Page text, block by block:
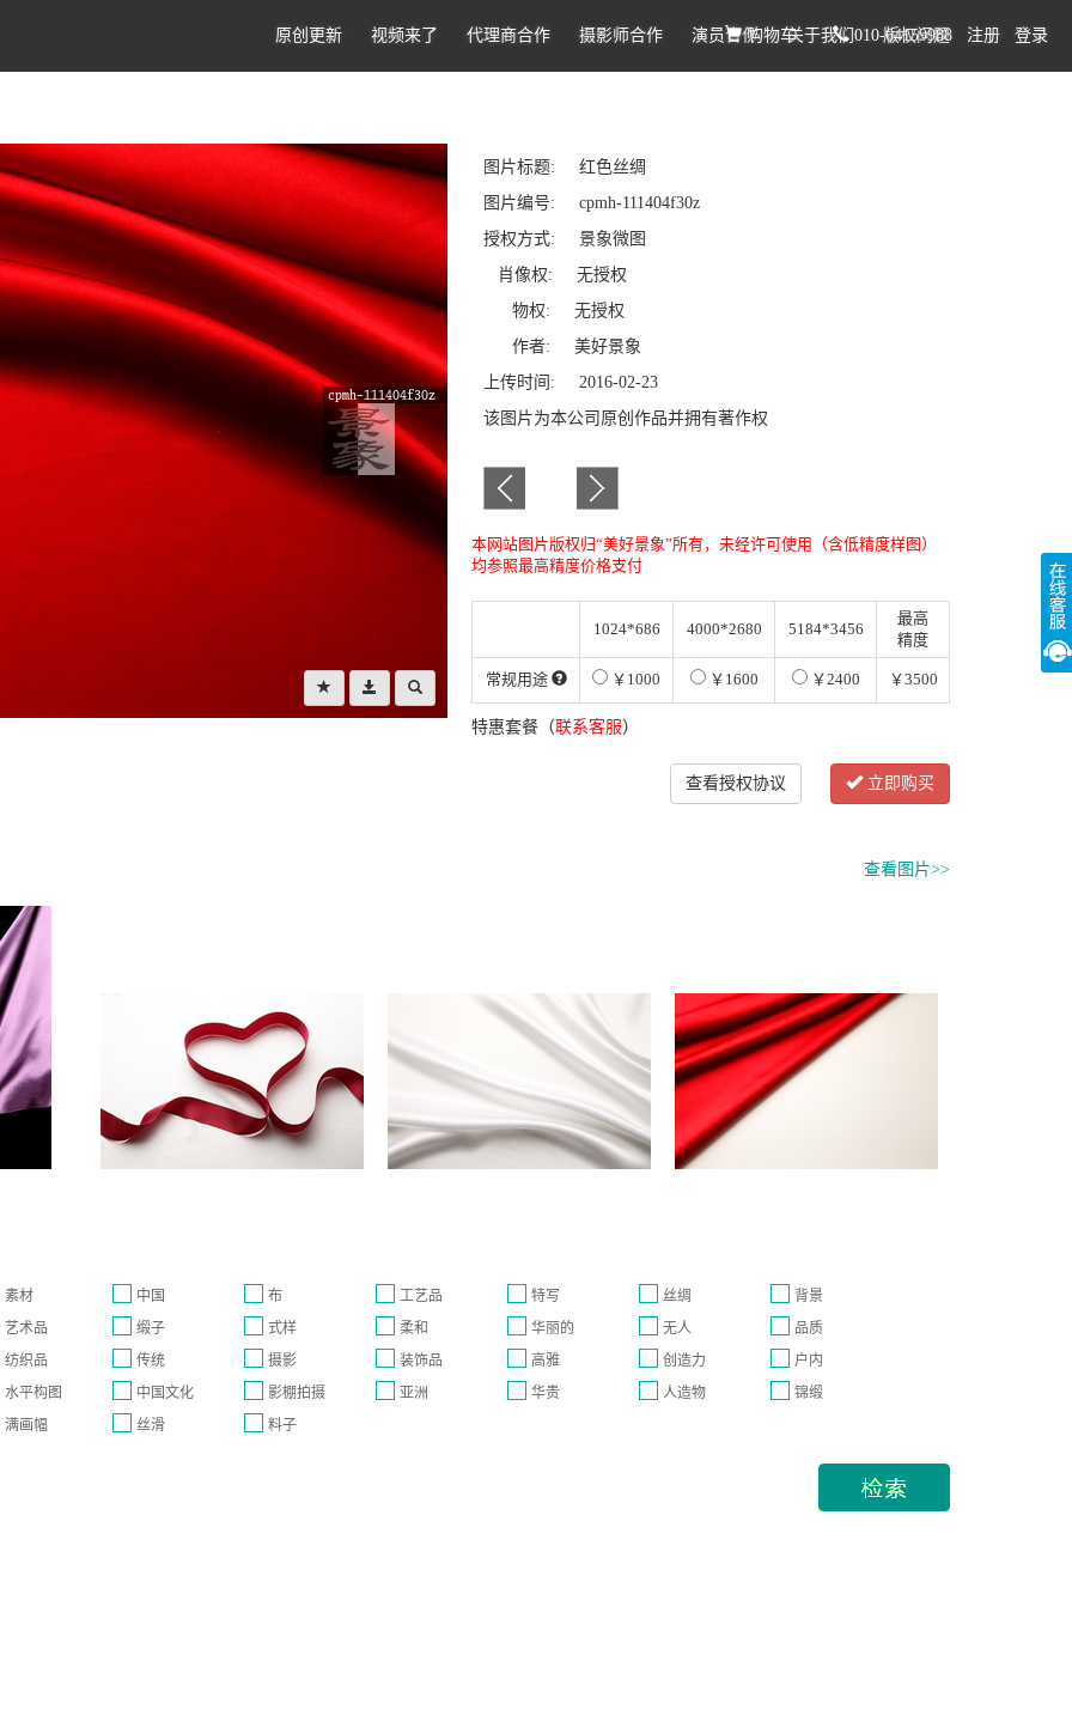
原创更新 视频来了 代理商合作 摄影师合作 演员合作 关于我们 版权问题
购物车 010-64159988 注册 登录
图片标题: 红色丝绸
图片编号: cpmh-111404f30z
授权方式: 景象微图
肖像权: 无授权
物权: 无授权
作者: 美好景象
上传时间: 2016-02-23
该图片为本公司原创作品并拥有著作权
本网站图片版权归“美好景象”所有，未经许可使用（含低精度样图）
均参照最高精度价格支付
1024*686 4000*2680 5184*3456
最高
精度
常规用途 ￥1000 ￥1600 ￥2400 ￥3500
特惠套餐（联系客服）
查看授权协议 立即购买
查看图片>>
素材 中国 布 工艺品 特写 丝绸
背景
艺术品
缎子 式样 柔和 华丽的 无人
品质
纺织品
传统 摄影 装饰品 高雅 创造力
户内
水平构图
中国文化 影棚拍摄 亚洲 华贵 人造物
锦缎
满画幅
丝滑 料子